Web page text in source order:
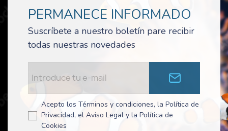
PERMANECE INFORMADO
Suscríbete a nuestro boletín pare recibir
todas nuestras novedades
Acepto los Términos y condiciones, la Política de
Privacidad, el Aviso Legal y la Política de
Cookies